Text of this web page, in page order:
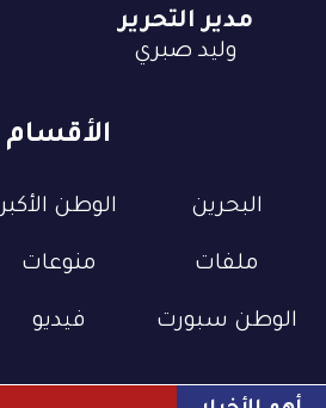
الأقسام
البحرين الوطن الأكبر
ملفات منوعات
الوطن سبورت فيديو
مدير التحرير
وليد صبري